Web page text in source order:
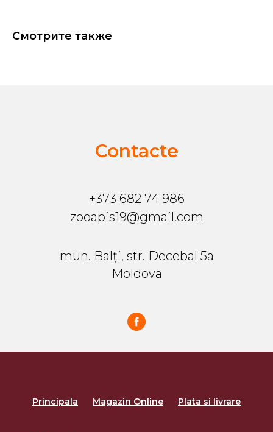
Смотрите также
Contacte
+373 682 74 986
zooapis19@gmail.com
mun. Balți, str. Decebal 5a
Moldova
Principala Magazin Online Plata si livrare